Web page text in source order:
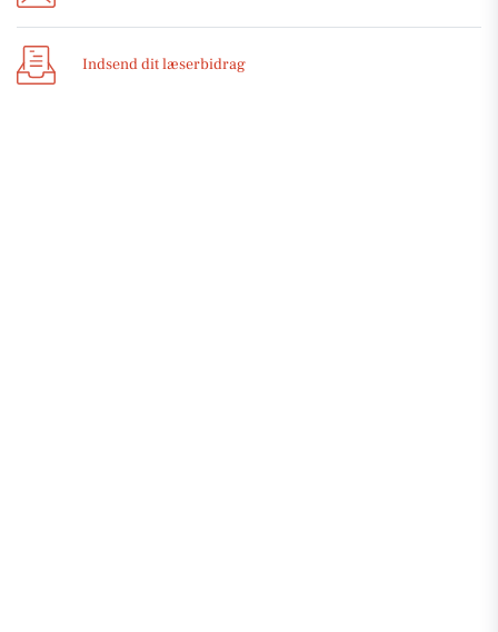
Indsend dit læserbidrag